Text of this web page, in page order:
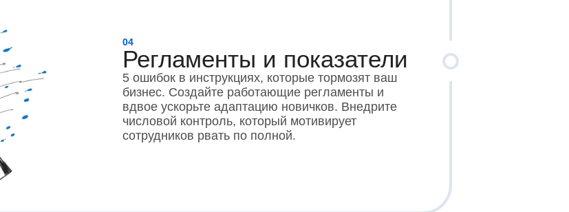
04
Регламенты и показатели
5 ошибок в инструкциях, которые тормозят ваш
бизнес. Создайте работающие регламенты и
вдвое ускорьте адаптацию новичков. Внедрите
числовой контроль, который мотивирует
сотрудников рвать по полной.